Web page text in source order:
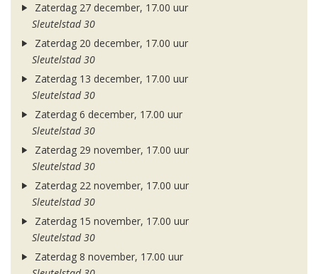
Zaterdag 27 december, 17.00 uur
Sleutelstad 30
Zaterdag 20 december, 17.00 uur
Sleutelstad 30
Zaterdag 13 december, 17.00 uur
Sleutelstad 30
Zaterdag 6 december, 17.00 uur
Sleutelstad 30
Zaterdag 29 november, 17.00 uur
Sleutelstad 30
Zaterdag 22 november, 17.00 uur
Sleutelstad 30
Zaterdag 15 november, 17.00 uur
Sleutelstad 30
Zaterdag 8 november, 17.00 uur